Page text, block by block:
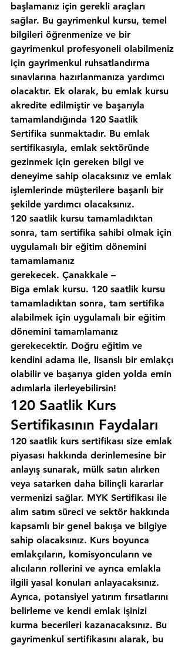
başlamanız için gerekli araçları
sağlar. Bu gayrimenkul kursu, temel
bilgileri öğrenmenize ve bir
gayrimenkul profesyoneli olabilmeniz
için gayrimenkul ruhsatlandırma
sınavlarına hazırlanmanıza yardımcı
olacaktır. Ek olarak, bu emlak kursu
akredite edilmiştir ve başarıyla
tamamlandığında 120 Saatlik
Sertifika sunmaktadır. Bu emlak
sertifikasıyla, emlak sektöründe
gezinmek için gereken bilgi ve
deneyime sahip olacaksınız ve emlak
işlemlerinde müşterilere başarılı bir
şekilde yardımcı olacaksınız.
120 saatlik kursu tamamladıktan
sonra, tam sertifika sahibi olmak için
uygulamalı bir eğitim dönemini
tamamlamanız
gerekecek. Çanakkale –
Biga emlak kursu. 120 saatlik kursu
tamamladıktan sonra, tam sertifika
alabilmek için uygulamalı bir eğitim
dönemini tamamlamanız
gerekecektir. Doğru eğitim ve
kendini adama ile, lisanslı bir emlakçı
olabilir ve başarıya giden yolda emin
adımlarla ilerleyebilirsin!
120 Saatlik Kurs
Sertifikasının Faydaları
120 saatlik kurs sertifikası size emlak
piyasası hakkında derinlemesine bir
anlayış sunarak, mülk satın alırken
veya satarken daha bilinçli kararlar
vermenizi sağlar. MYK Sertifikası ile
alım satım süreci ve sektör hakkında
kapsamlı bir genel bakışa ve bilgiye
sahip olacaksınız. Kurs boyunca
emlakçıların, komisyoncuların ve
alıcıların rollerini ve ayrıca emlakla
ilgili yasal konuları anlayacaksınız.
Ayrıca, potansiyel yatırım fırsatlarını
belirleme ve kendi emlak işinizi
kurma becerileri kazanacaksınız. Bu
gayrimenkul sertifikasını alarak, bu